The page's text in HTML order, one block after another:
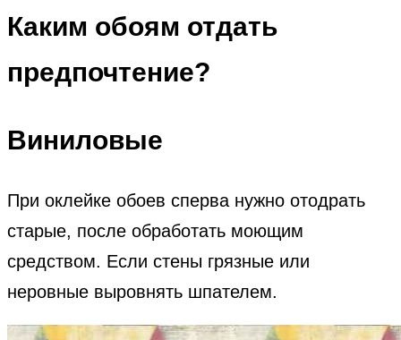
Каким обоям отдать
предпочтение?
Виниловые
При оклейке обоев сперва нужно отодрать
старые, после обработать моющим
средством. Если стены грязные или
неровные выровнять шпателем.